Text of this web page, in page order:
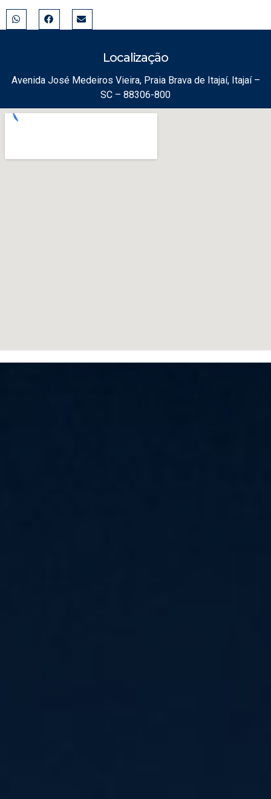
Localização
Avenida José Medeiros Vieira, Praia Brava de Itajaí, Itajaí –
SC – 88306-800